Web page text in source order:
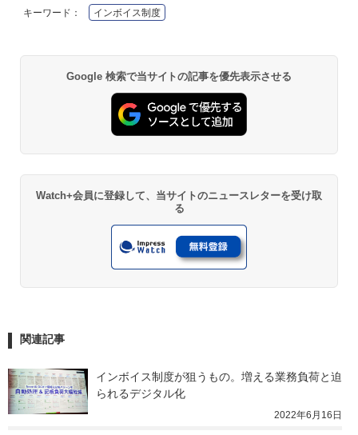
キーワード： インボイス制度
Google 検索で当サイトの記事を優先表示させる
Watch+会員に登録して、当サイトのニュースレターを受け取
る
関連記事
インボイス制度が狙うもの。増える業務負荷と迫
られるデジタル化
2022年6月16日